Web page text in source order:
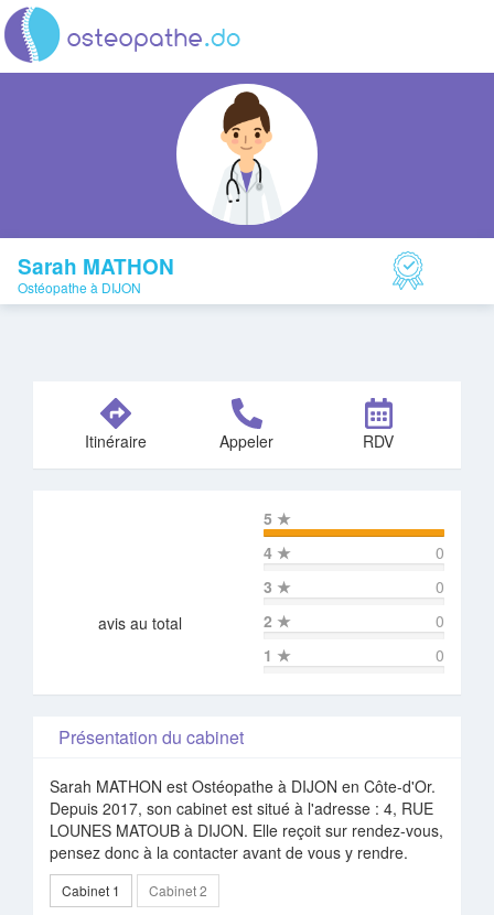
Sarah MATHON
Ostéopathe à DIJON
Itinéraire Appeler RDV
avis au total
5 ★
4 ★
0
3 ★
0
2 ★
0
1 ★ 0
Présentation du cabinet
Sarah MATHON est Ostéopathe à DIJON en Côte-d'Or.
Depuis 2017, son cabinet est situé à l'adresse : 4, RUE
LOUNES MATOUB à DIJON. Elle reçoit sur rendez-vous,
pensez donc à la contacter avant de vous y rendre.
Cabinet 1 Cabinet 2